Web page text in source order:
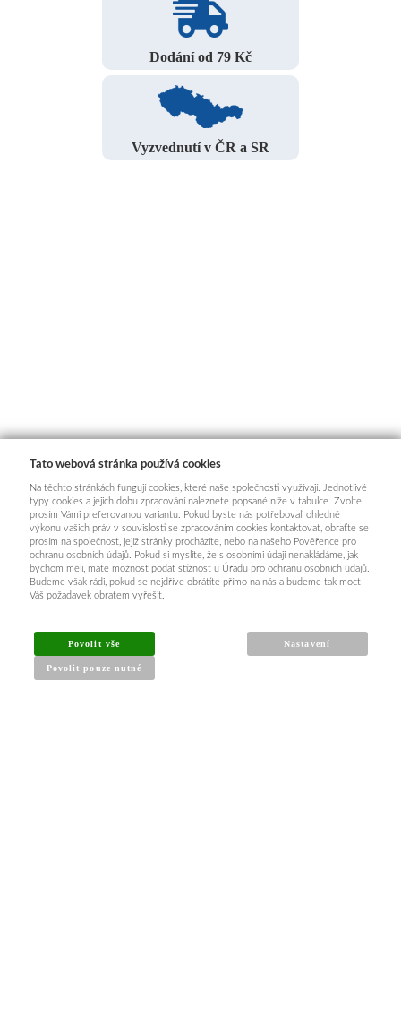
Dodání od 79 Kč
Vyzvednutí v ČR a SR
Tato webová stránka používá cookies
Na těchto stránkách fungují cookies, které naše společnosti využívají. Jednotlivé
typy cookies a jejich dobu zpracování naleznete popsané níže v tabulce. Zvolte
prosím Vámi preferovanou variantu. Pokud byste nás potřebovali ohledně
výkonu vašich práv v souvislosti se zpracováním cookies kontaktovat, obraťte se
prosím na společnost, jejíž stránky procházíte, nebo na našeho Pověřence pro
ochranu osobních údajů. Pokud si myslíte, že s osobními údaji nenakládáme, jak
bychom měli, máte možnost podat stížnost u Úřadu pro ochranu osobních údajů.
Budeme však rádi, pokud se nejdříve obrátíte přímo na nás a budeme tak moct
Váš požadavek obratem vyřešit.
Povolit vše
Povolit pouze nutné
Nastavení